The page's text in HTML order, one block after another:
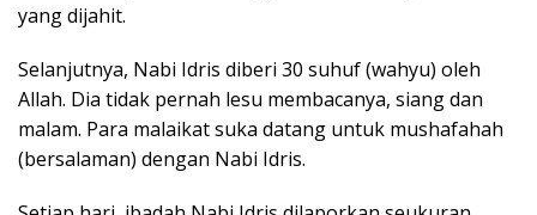
yang dijahit.
Selanjutnya, Nabi Idris diberi 30 suhuf (wahyu) oleh
Allah. Dia tidak pernah lesu membacanya, siang dan
malam. Para malaikat suka datang untuk mushafahah
(bersalaman) dengan Nabi Idris.